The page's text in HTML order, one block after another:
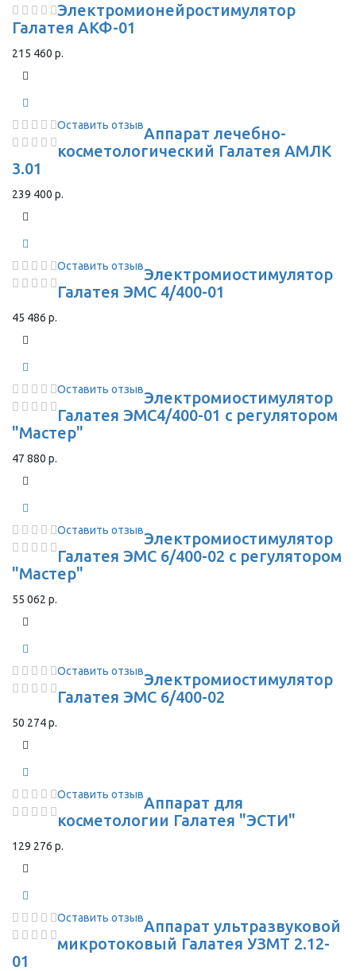
Электромионейростимулятор
Галатея АКФ-01
215 460 р.
Оставить отзывАппарат лечебно-
косметологический Галатея АМЛК
3.01
239 400 р.
Оставить отзывЭлектромиостимулятор
Галатея ЭМС 4/400-01
45 486 р.
Оставить отзывЭлектромиостимулятор
Галатея ЭМС4/400-01 с регулятором
"Мастер"
47 880 р.
Оставить отзывЭлектромиостимулятор
Галатея ЭМС 6/400-02 с регулятором
"Мастер"
55 062 р.
Оставить отзывЭлектромиостимулятор
Галатея ЭМС 6/400-02
50 274 р.
Оставить отзывАппарат для
косметологии Галатея "ЭСТИ"
129 276 р.
Оставить отзывАппарат ультразвуковой
микротоковый Галатея УЗМТ 2.12-
01